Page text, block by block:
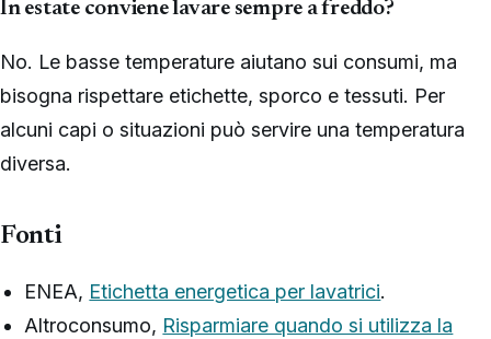
In estate conviene lavare sempre a freddo?
No. Le basse temperature aiutano sui consumi, ma
bisogna rispettare etichette, sporco e tessuti. Per
alcuni capi o situazioni può servire una temperatura
diversa.
Fonti
ENEA, Etichetta energetica per lavatrici.
Altroconsumo, Risparmiare quando si utilizza la